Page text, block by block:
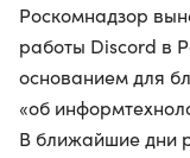
Роскомнадзор
работы Discord в
основанием для
«об
В ближайшие дни